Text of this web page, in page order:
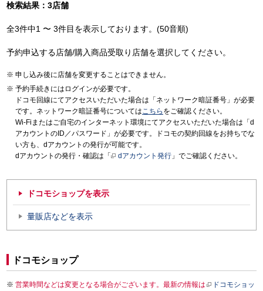
検索結果：3店舗
全3件中1 〜 3件目を表示しております。(50音順)
予約申込する店舗/購入商品受取り店舗を選択してください。
申し込み後に店舗を変更することはできません。
予約手続きにはログインが必要です。
ドコモ回線にてアクセスいただいた場合は「ネットワーク暗証番号」が必要
です。ネットワーク暗証番号についてはこちら をご確認ください。
Wi-Fiまたはご自宅のインターネット環境にてアクセスいただいた場合は「d
アカウントのID／パスワード」が必要です。ドコモの契約回線をお持ちでな
い方も、dアカウントの発行が可能です。
dアカウントの発行・確認は「
dアカウント発行 」でご確認ください。
ドコモショップを表示
量販店などを表示
ドコモショップ
営業時間などは変更となる場合がございます。最新の情報は
ドコモショッ